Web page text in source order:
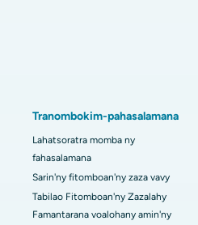
Tranombokim-pahasalamana
Lahatsoratra momba ny
fahasalamana
Sarin'ny fitomboan'ny zaza vavy
Tabilao Fitomboan'ny Zazalahy
Famantarana voalohany amin'ny